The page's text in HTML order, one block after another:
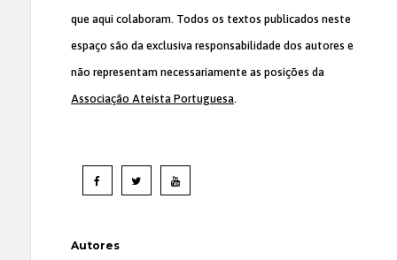
que aqui colaboram. Todos os textos publicados neste
espaço são da exclusiva responsabilidade dos autores e
não representam necessariamente as posições da
Associação Ateísta Portuguesa.
Autores